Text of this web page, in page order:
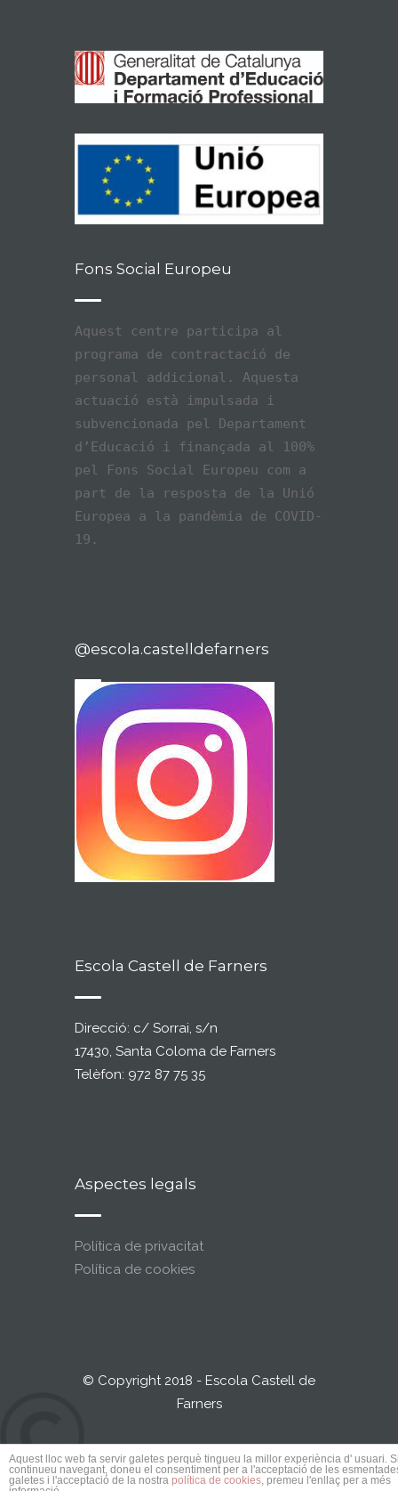
Fons Social Europeu
Aquest centre participa al
programa de contractació de
personal addicional. Aquesta
actuació està impulsada i
subvencionada pel Departament
d’Educació i finançada al 100%
pel Fons Social Europeu com a
part de la resposta de la Unió
Europea a la pandèmia de COVID-
19.
@escola.castelldefarners
Escola Castell de Farners
Direcció: c/ Sorrai, s/n
17430, Santa Coloma de Farners
Telèfon: 972 87 75 35
Aspectes legals
Política de privacitat
Política de cookies
© Copyright 2018 - Escola Castell de
Farners
Aquest lloc web fa servir galetes perquè tingueu la millor experiència d' usuari.
continueu navegant, doneu el consentiment per a l'acceptació de les
galetes i l'acceptació de la nostra política de cookies, premeu l'enllaç per a més